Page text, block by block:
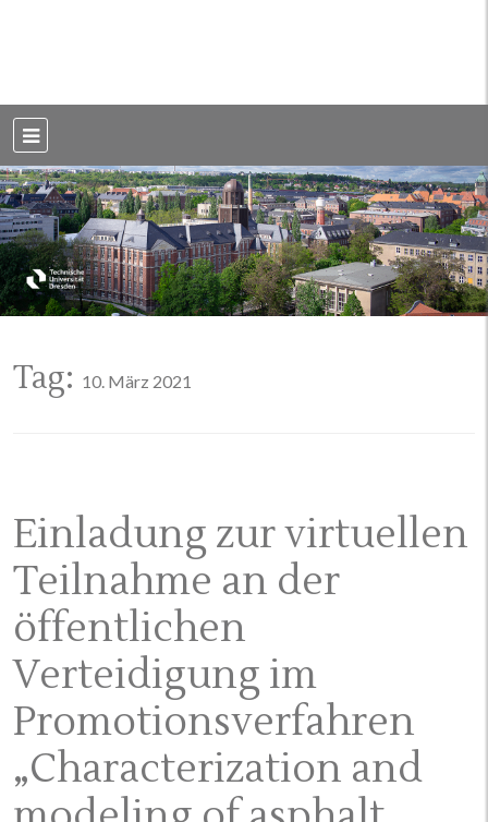
Dresden
Tag: 10. März 2021
Einladung zur virtuellen
Teilnahme an der
öffentlichen
Verteidigung im
Promotionsverfahren
„Characterization and